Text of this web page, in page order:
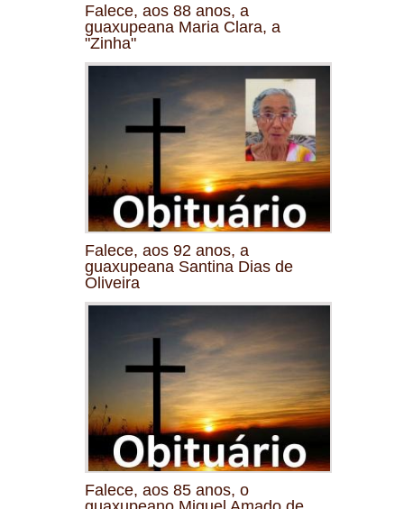
Falece, aos 88 anos, a
guaxupeana Maria Clara, a
"Zinha"
Falece, aos 92 anos, a
guaxupeana Santina Dias de
Oliveira
Falece, aos 85 anos, o